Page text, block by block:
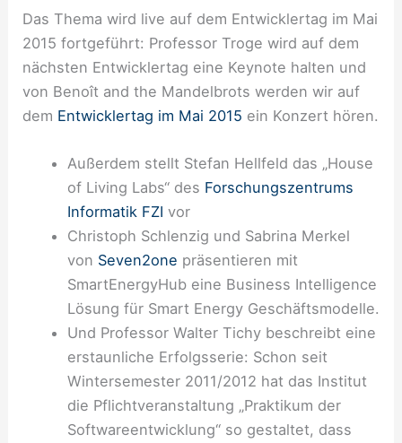
Das Thema wird live auf dem Entwicklertag im Mai
2015 fortgeführt: Professor Troge wird auf dem
nächsten Entwicklertag eine Keynote halten und
von Benoît and the Mandelbrots werden wir auf
dem Entwicklertag im Mai 2015 ein Konzert hören.
Außerdem stellt Stefan Hellfeld das „House
of Living Labs“ des Forschungszentrums
Informatik FZI vor
Christoph Schlenzig und Sabrina Merkel
von Seven2one präsentieren mit
SmartEnergyHub eine Business Intelligence
Lösung für Smart Energy Geschäftsmodelle.
Und Professor Walter Tichy beschreibt eine
erstaunliche Erfolgsserie: Schon seit
Wintersemester 2011/2012 hat das Institut
die Pflichtveranstaltung „Praktikum der
Softwareentwicklung“ so gestaltet, dass